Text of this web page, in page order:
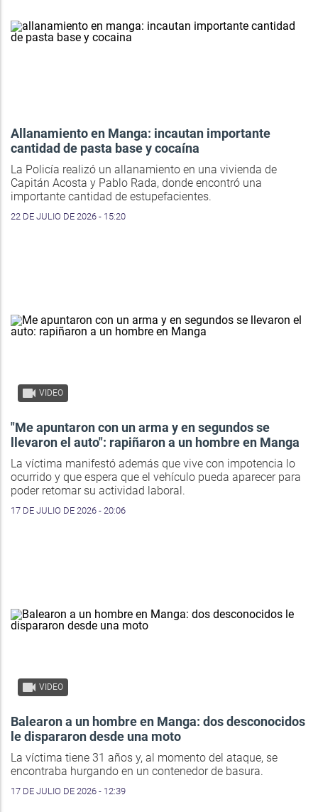
Allanamiento en Manga: incautan importante
cantidad de pasta base y cocaína
La Policía realizó un allanamiento en una vivienda de
Capitán Acosta y Pablo Rada, donde encontró una
importante cantidad de estupefacientes.
22 DE JULIO DE 2026 - 15:20
VIDEO
"Me apuntaron con un arma y en segundos se
llevaron el auto": rapiñaron a un hombre en Manga
La víctima manifestó además que vive con impotencia lo
ocurrido y que espera que el vehículo pueda aparecer para
poder retomar su actividad laboral.
17 DE JULIO DE 2026 - 20:06
VIDEO
Balearon a un hombre en Manga: dos desconocidos
le dispararon desde una moto
La víctima tiene 31 años y, al momento del ataque, se
encontraba hurgando en un contenedor de basura.
17 DE JULIO DE 2026 - 12:39